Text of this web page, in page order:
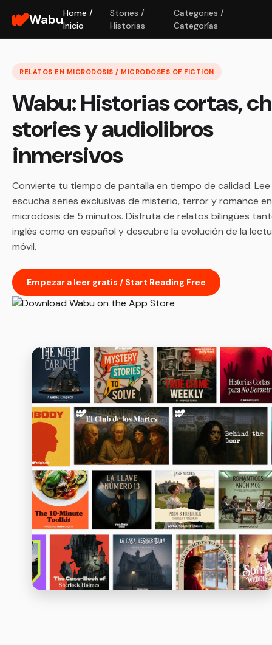
WabuHome /
Inicio
Stories /
Historias
Categories /
Categorías
RELATOS EN MICRODOSIS / MICRODOSES OF FICTION
Wabu: Historias cortas,
stories y audiolibros
inmersivos
Convierte tu tiempo de pantalla en tiempo de calidad.
escucha series exclusivas de misterio, terror y romance en
microdosis de 5 minutos. Disfruta de relatos bilingües
inglés como en español y descubre la evolución de la
móvil.
Empezar a leer gratis / Start Reading Free